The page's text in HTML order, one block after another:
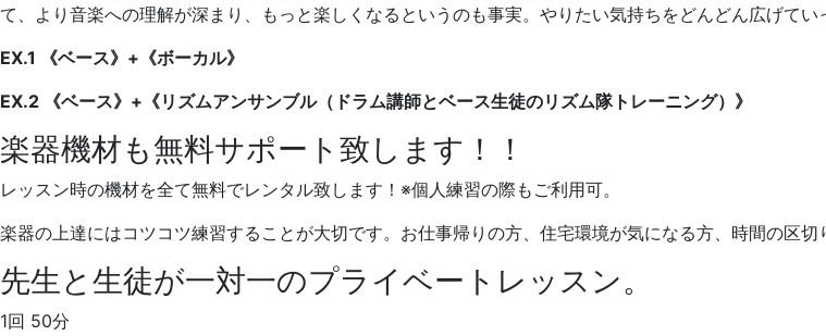
て、より音楽への理解が深まり、もっと楽しくなるというのも事実。やりたい気持ちをどんどん広げてい
EX.1 《ベース》+《ボーカル》
EX.2 《ベース》+《リズムアンサンブル（ドラム講師とベース生徒のリズム隊トレーニング）》
楽器機材も無料サポート致します！！
レッスン時の機材を全て無料でレンタル致します！※個人練習の際もご利用可。
楽器の上達にはコツコツ練習することが大切です。お仕事帰りの方、住宅環境が気になる方、時間の区切
先生と生徒が一対一のプライベートレッスン。
1回 50分